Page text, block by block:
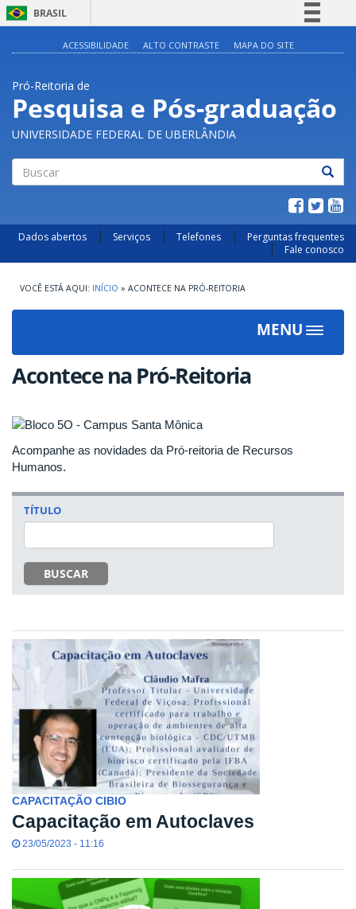
BRASIL
Acesso à informação
Legislação
Canais
ACESSIBILIDADE ALTO CONTRASTE MAPA DO SITE
Pró-Reitoria de
Pesquisa e Pós-graduação
UNIVERSIDADE FEDERAL DE UBERLÂNDIA
Dados abertos Serviços Telefones
Perguntas frequentes
Fale conosco
INÍCIO » ACONTECE NA PRÓ-REITORIA
MENU
Toggle
Acontece na Pró-Reitoria
Acompanhe as novidades da Pró-reitoria de Recursos
Humanos.
TÍTULO
BUSCAR
CAPACITAÇÃO CIBIO
Capacitação em Autoclaves
23/05/2023 - 11:16